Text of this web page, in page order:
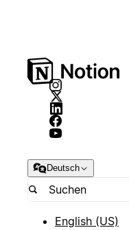
Deutsch
English (US)